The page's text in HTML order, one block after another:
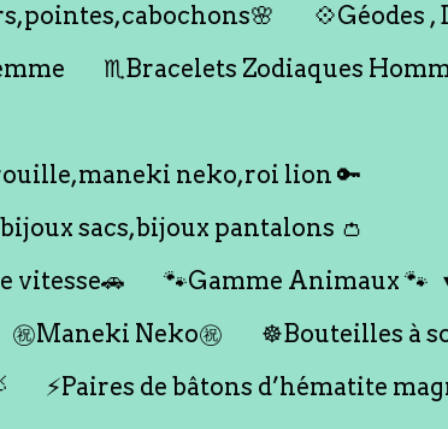
💠Géodes ,
♏️Bracelets Zodiaques
neko,roi lion 🔑
sacs,bijoux pantalons 👛
vitesse🚗
🐾Gamme Animaux 🐾
㊗️Maneki Neko㊗️
☸️Bouteilles à
⚡️Paires de bâtons d’hématite